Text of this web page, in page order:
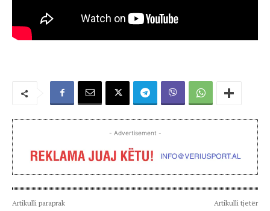
- Advertisement -
Artikulli paraprak Artikulli tjetër